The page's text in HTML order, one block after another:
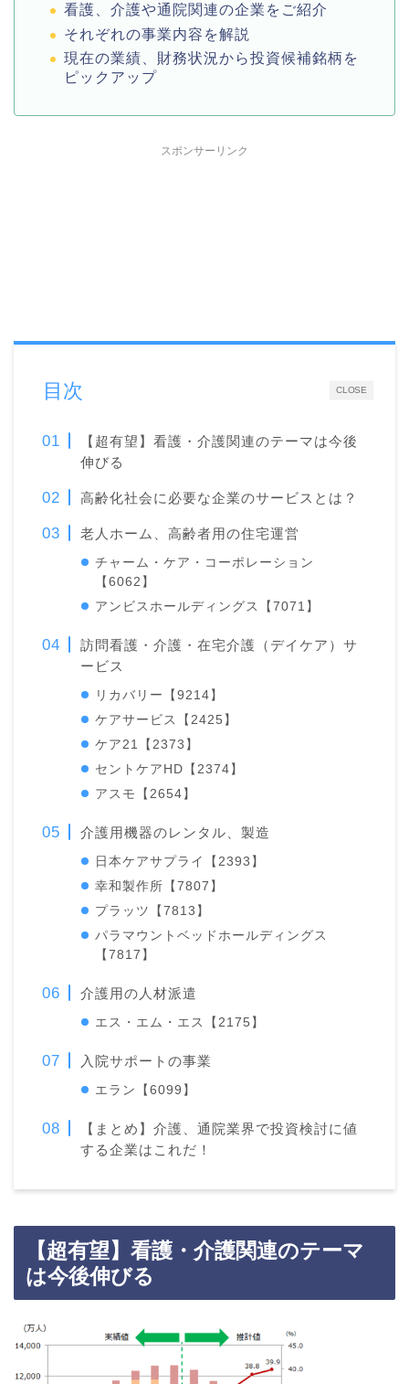
看護、介護や通院関連の企業をご紹介
それぞれの事業内容を解説
現在の業績、財務状況から投資候補銘柄を
ピックアップ
スポンサーリンク
CLOSE
目次
【超有望】看護・介護関連のテーマは今後
伸びる
高齢化社会に必要な企業のサービスとは？
老人ホーム、高齢者用の住宅運営
チャーム・ケア・コーポレーション
【6062】
アンビスホールディングス【7071】
訪問看護・介護・在宅介護（デイケア）サ
ービス
リカバリー【9214】
ケアサービス【2425】
ケア21【2373】
セントケアHD【2374】
アスモ【2654】
介護用機器のレンタル、製造
日本ケアサプライ【2393】
幸和製作所【7807】
プラッツ【7813】
パラマウントベッドホールディングス
【7817】
介護用の人材派遣
エス・エム・エス【2175】
入院サポートの事業
エラン【6099】
【まとめ】介護、通院業界で投資検討に値
する企業はこれだ！
【超有望】看護・介護関連のテーマ
は今後伸びる